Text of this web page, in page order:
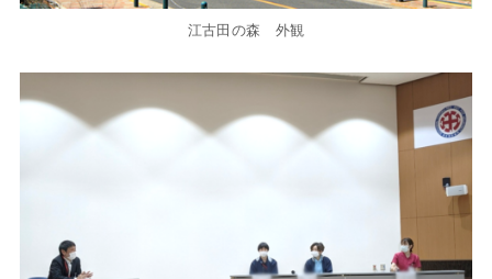
江古田の森 外観